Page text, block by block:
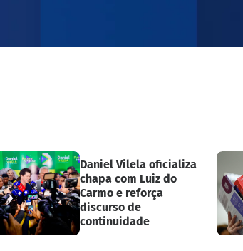
Daniel Vilela oficializa
chapa com Luiz do
Carmo e reforça
discurso de
continuidade